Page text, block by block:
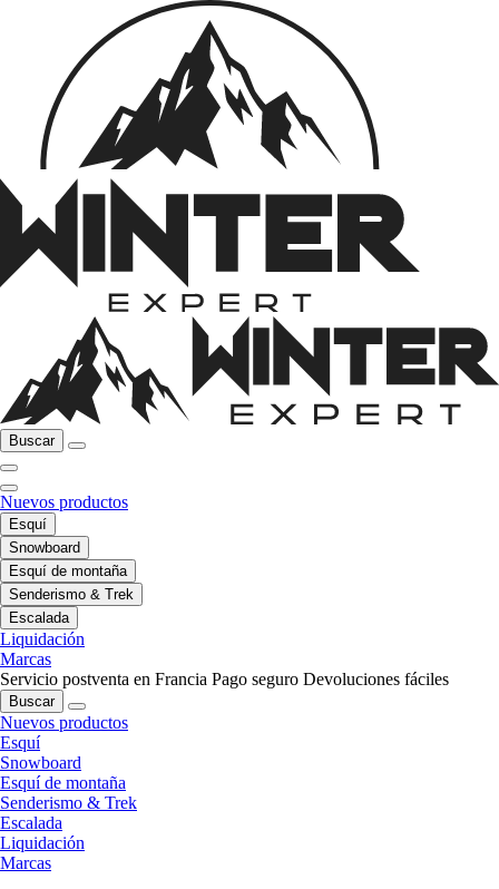
Buscar
Nuevos productos
Esquí
Snowboard
Esquí de montaña
Senderismo & Trek
Escalada
Liquidación
Marcas
Servicio postventa en Francia Pago seguro Devoluciones fáciles
Buscar
Nuevos productos
Esquí
Snowboard
Esquí de montaña
Senderismo & Trek
Escalada
Liquidación
Marcas